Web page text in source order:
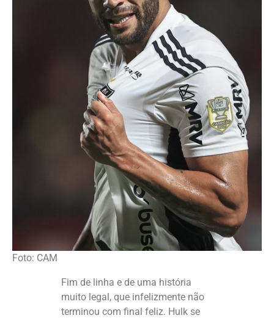
Foto: CAM
Fim de linha e de uma história
muito legal, que infelizmente não
terminou com final feliz. Hulk se